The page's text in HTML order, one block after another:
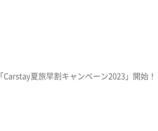
「Carstay夏旅早割キャンペーン2023」開始！